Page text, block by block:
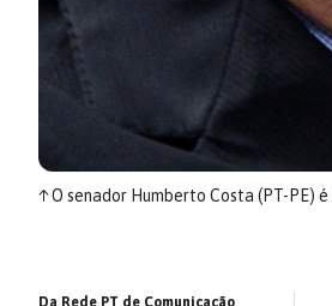
↑O senador Humberto Costa (PT-PE)